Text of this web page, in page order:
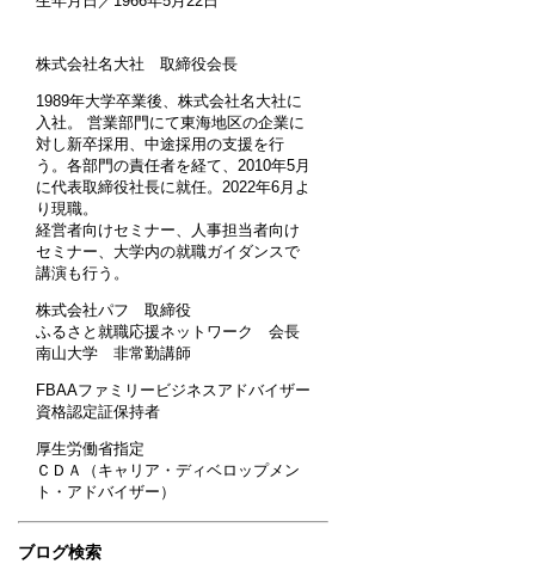
株式会社名大社 取締役会長
1989年大学卒業後、株式会社名大社に
入社。 営業部門にて東海地区の企業に
対し新卒採用、中途採用の支援を行
う。各部門の責任者を経て、2010年5月
に代表取締役社長に就任。2022年6月よ
り現職。
経営者向けセミナー、人事担当者向け
セミナー、大学内の就職ガイダンスで
講演も行う。
株式会社パフ 取締役
ふるさと就職応援ネットワーク 会長
南山大学 非常勤講師
FBAAファミリービジネスアドバイザー
資格認定証保持者
厚生労働省指定
ＣＤＡ（キャリア・ディベロップメン
ト・アドバイザー）
ブログ検索